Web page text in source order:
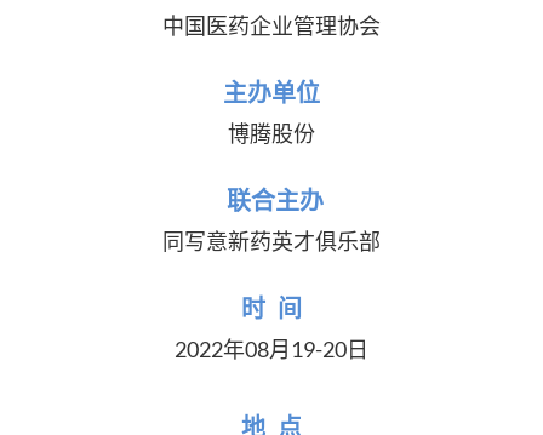
中国医药企业管理协会
主办单位
博腾股份
联合主办
同写意新药英才俱乐部
时 间
2022年08月19-20日
地 点